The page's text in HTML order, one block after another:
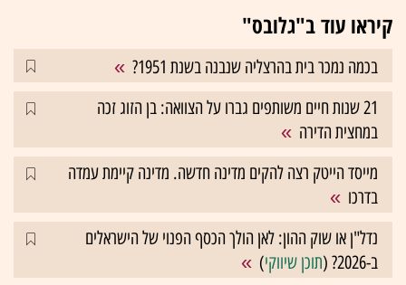
קיראו עוד ב"גלובס"
בכמה נמכר בית בהרצליה שנבנה בשנת 1951?
21 שנות חיים משותפים גברו על הצוואה: בן הזוג זכה
במחצית הדירה
מייסד הייטק רצה להקים מדינה חדשה. מדינה קיימת עמדה
בדרכו
נדל"ן או שוק ההון: לאן הולך הכסף הפנוי של הישראלים
ב-2026? (
תוכן שיווקי)